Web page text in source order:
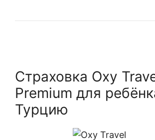
Страховка Oxy
Premium для
Турцию